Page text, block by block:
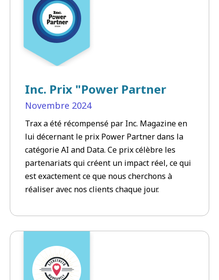
Inc. Prix "Power Partner
Novembre 2024
Trax a été récompensé par Inc. Magazine en
lui décernant le prix Power Partner dans la
catégorie AI and Data. Ce prix célèbre les
partenariats qui créent un impact réel, ce qui
est exactement ce que nous cherchons à
réaliser avec nos clients chaque jour.